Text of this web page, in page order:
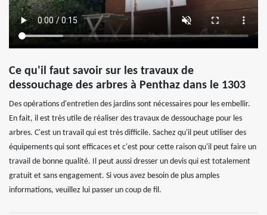
Ce qu'il faut savoir sur les travaux de
dessouchage des arbres à Penthaz dans le 1303
Des opérations d'entretien des jardins sont nécessaires pour les embellir.
En fait, il est très utile de réaliser des travaux de dessouchage pour les
arbres. C'est un travail qui est très difficile. Sachez qu'il peut utiliser des
équipements qui sont efficaces et c'est pour cette raison qu'il peut faire un
travail de bonne qualité. Il peut aussi dresser un devis qui est totalement
gratuit et sans engagement. Si vous avez besoin de plus amples
informations, veuillez lui passer un coup de fil.